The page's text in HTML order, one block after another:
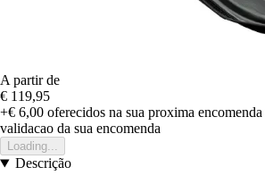
A partir de
€ 119,95
+€ 6,00 oferecidos na sua proxima encomenda
validacao da sua encomenda
Loading...
Descrição